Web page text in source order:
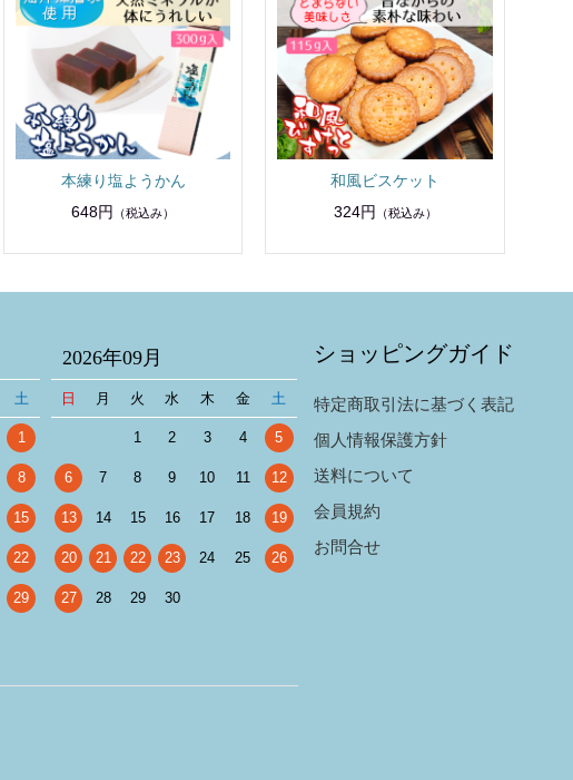
本練り塩ようかん
648円
（税込み）
和風ビスケット
324円
（税込み）
土
1
8
15
22
29
2026年09月
日 月 火 水 木 金 土
1 2 3 4 5
6 7 8 9 10 11 12
13 14 15 16 17 18 19
20 21 22 23 24 25 26
27 28 29 30
ショッピングガイド
特定商取引法に基づく表記
個人情報保護方針
送料について
会員規約
お問合せ